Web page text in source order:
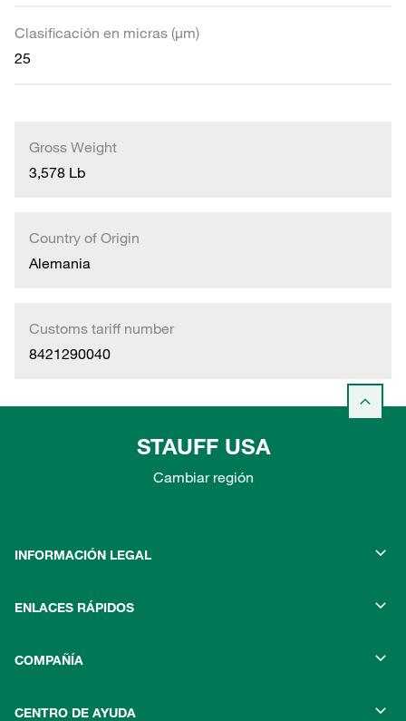
Clasificación en micras (µm)
25
Gross Weight
3,578 Lb
Country of Origin
Alemania
Customs tariff number
8421290040
STAUFF USA
Cambiar región
INFORMACIÓN LEGAL
ENLACES RÁPIDOS
COMPAÑÍA
CENTRO DE AYUDA